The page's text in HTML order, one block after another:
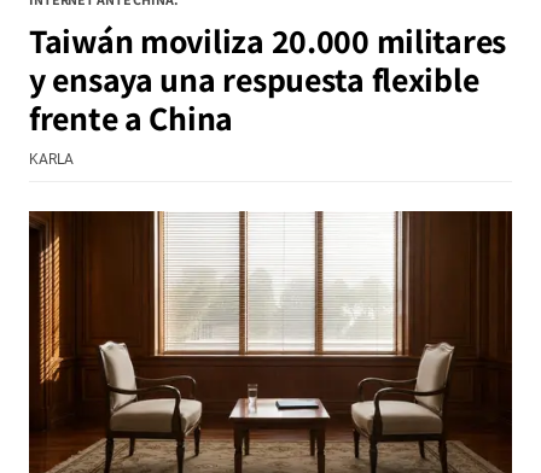
Taiwán moviliza 20.000 militares
y ensaya una respuesta flexible
frente a China
KARLA